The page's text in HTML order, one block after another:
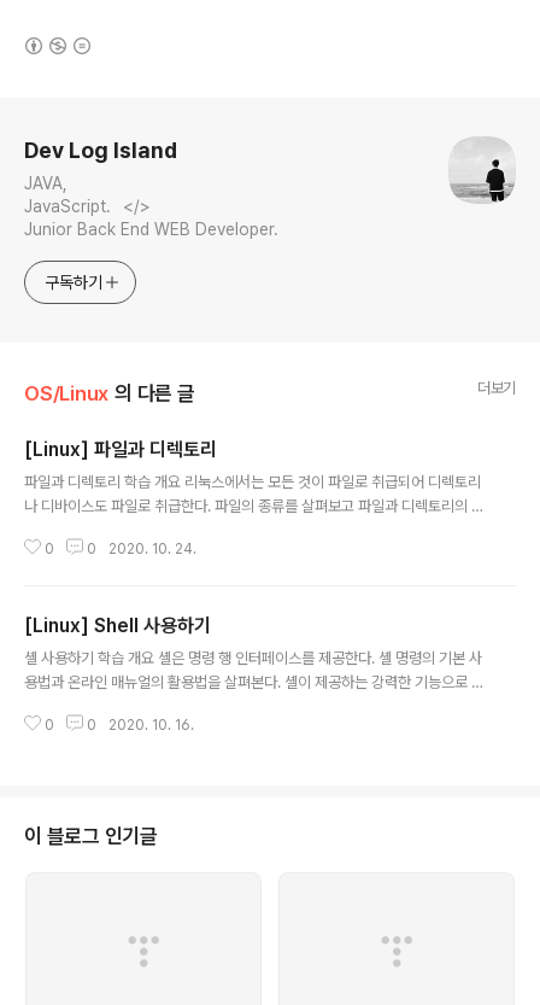
Dev Log Island
JAVA,
JavaScript.⠀</>⠀⠀⠀⠀⠀⠀⠀⠀⠀⠀⠀⠀⠀⠀⠀⠀⠀⠀⠀⠀
Junior Back End WEB Developer.
구독하기
OS/Linux 의 다른 글 더보기
[Linux] 파일과 디렉토리
파일과 디렉토리 학습 개요 리눅스에서는 모든 것이 파일로 취급되어 디렉토리
나 디바이스도 파일로 취급한다. 파일의 종류를 살펴보고 파일과 디렉토리의 접
을 익히고 텍스트 파일의 출력을 위한 명령을 알아보자. 학습 목표 리눅스에서
인하는 명령을 나열하고 설명할 수 있다. 파일 시스템 탐색 파일 시스템 운영체
제가 디스크(파티션)상에 파일을 구성하는 방식 파일과 디렉토리의 집합을 구조
적으로 관리하는 체계 다양한 형식의 파일 시스템이 존재 리눅스는 전체 파일
0 0 2020. 10. 24.
[Linux] Shell 사용하기
셸 사용하기 학습 개요 셸은 명령 행 인터페이스를 제공한다. 셸 명령의 기본 사
용법과 온라인 매뉴얼의 활용법을 살펴본다. 셸이 제공하는 강력한 기능으로 파
설절 파일 등을 학습한다. 학습 목표 셸 명령의 기본 사용법을 익히고 온라인 매
또는 명령 행 인터페이스 사용자와 커널 사이에서 명령어를 해석하여 처리 셸
명령을 사용하면 GUI로는 하기 힘든 다양한 기능을 수행할 수 있음 셸 명령..
0 0 2020. 10. 16.
이 블로그 인기글